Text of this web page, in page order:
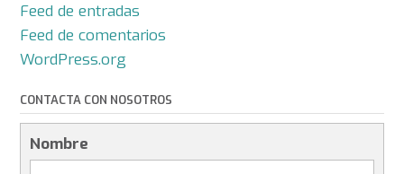
Feed de entradas
Feed de comentarios
WordPress.org
CONTACTA CON NOSOTROS
Nombre